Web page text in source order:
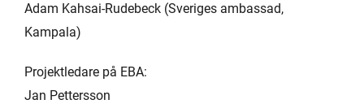
Adam Kahsai-Rudebeck (Sveriges ambassad,
Kampala)
Projektledare på EBA:
Jan Pettersson